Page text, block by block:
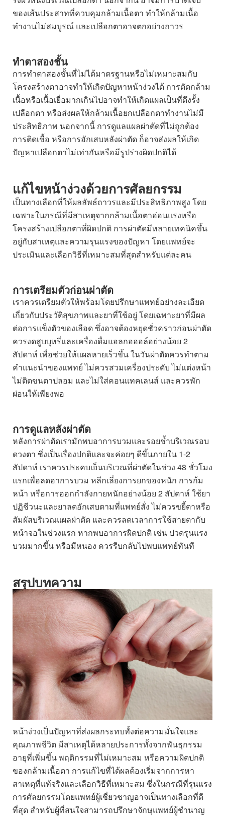
ของเส้นประสาทที่ควบคุมกล้ามเนื้อตา ทำให้กล้ามเนื้อ
ทำงานไม่สมบูรณ์ และเปลือกตาอาจตกอย่างถาวร
ทำตาสองชั้น
การทำตาสองชั้นที่ไม่ได้มาตรฐานหรือไม่เหมาะสมกับ
โครงสร้างตาอาจทำให้เกิดปัญหาหน้าง่วงได้ การตัดกล้าม
เนื้อหรือเนื้อเยื่อมากเกินไปอาจทำให้เกิดแผลเป็นที่ดึงรั้ง
เปลือกตา หรือส่งผลให้กล้ามเนื้อยกเปลือกตาทำงานไม่มี
ประสิทธิภาพ นอกจากนี้ การดูแลแผลผ่าตัดที่ไม่ถูกต้อง
การติดเชื้อ หรือการอักเสบหลังผ่าตัด ก็อาจส่งผลให้เกิด
ปัญหาเปลือกตาไม่เท่ากันหรือมีรูปร่างผิดปกติได้
แก้ไขหน้าง่วงด้วยการศัลยกรรม
เป็นทางเลือกที่ให้ผลลัพธ์ถาวรและมีประสิทธิภาพสูง โดย
เฉพาะในกรณีที่มีสาเหตุจากกล้ามเนื้อตาอ่อนแรงหรือ
โครงสร้างเปลือกตาที่ผิดปกติ การผ่าตัดมีหลายเทคนิคขึ้น
อยู่กับสาเหตุและความรุนแรงของปัญหา โดยแพทย์จะ
ประเมินและเลือกวิธีที่เหมาะสมที่สุดสำหรับแต่ละคน
การเตรียมตัวก่อนผ่าตัด
เราควรเตรียมตัวให้พร้อมโดยปรึกษาแพทย์อย่างละเอียด
เกี่ยวกับประวัติสุขภาพและยาที่ใช้อยู่ โดยเฉพาะยาที่มีผล
ต่อการแข็งตัวของเลือด ซึ่งอาจต้องหยุดชั่วคราวก่อนผ่าตัด
ควรงดสูบบุหรี่และเครื่องดื่มแอลกอฮอล์อย่างน้อย 2
สัปดาห์ เพื่อช่วยให้แผลหายเร็วขึ้น ในวันผ่าตัดควรทำตาม
คำแนะนำของแพทย์ ไม่ควรสวมเครื่องประดับ ไม่แต่งหน้า
ไม่ติดขนตาปลอม และไม่ใส่คอนแทคเลนส์ และควรพัก
ผ่อนให้เพียงพอ
การดูแลหลังผ่าตัด
หลังการผ่าตัดเรามักพบอาการบวมและรอยช้ำบริเวณรอบ
ดวงตา ซึ่งเป็นเรื่องปกติและจะค่อยๆ ดีขึ้นภายใน 1-2
สัปดาห์ เราควรประคบเย็นบริเวณที่ผ่าตัดในช่วง 48 ชั่วโมง
แรกเพื่อลดอาการบวม หลีกเลี่ยงการยกของหนัก การก้ม
หน้า หรือการออกกำลังกายหนักอย่างน้อย 2 สัปดาห์ ใช้ยา
ปฏิชีวนะและยาลดอักเสบตามที่แพทย์สั่ง ไม่ควรขยี้ตาหรือ
สัมผัสบริเวณแผลผ่าตัด และควรลดเวลาการใช้สายตากับ
หน้าจอในช่วงแรก หากพบอาการผิดปกติ เช่น ปวดรุนแรง
บวมมากขึ้น หรือมีหนอง ควรรีบกลับไปพบแพทย์ทันที
สรุปบทความ
หน้าง่วงเป็นปัญหาที่ส่งผลกระทบทั้งต่อความมั่นใจและ
คุณภาพชีวิต มีสาเหตุได้หลายประการทั้งจากพันธุกรรม
อายุที่เพิ่มขึ้น พฤติกรรมที่ไม่เหมาะสม หรือความผิดปกติ
ของกล้ามเนื้อตา การแก้ไขที่ได้ผลต้องเริ่มจากการหา
สาเหตุที่แท้จริงและเลือกวิธีที่เหมาะสม ซึ่งในกรณีที่รุนแรง
การศัลยกรรมโดยแพทย์ผู้เชี่ยวชาญอาจเป็นทางเลือกที่ดี
ที่สุด สำหรับผู้ที่สนใจสามารถปรึกษาจักษุแพทย์ผู้ชำนาญ